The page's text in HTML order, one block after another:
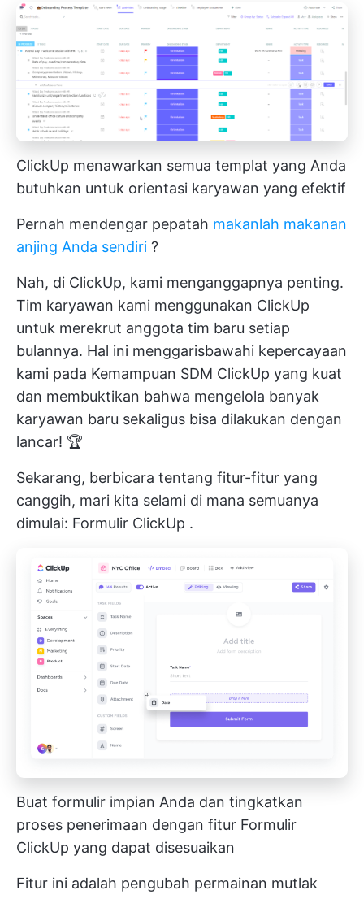
ClickUp menawarkan semua templat yang Anda
butuhkan untuk orientasi karyawan yang efektif
Pernah mendengar pepatah makanlah makanan
anjing Anda sendiri ?
Nah, di ClickUp, kami menganggapnya penting.
Tim karyawan kami menggunakan ClickUp
untuk merekrut anggota tim baru setiap
bulannya. Hal ini menggarisbawahi kepercayaan
kami pada Kemampuan SDM ClickUp yang kuat
dan membuktikan bahwa mengelola banyak
karyawan baru sekaligus bisa dilakukan dengan
lancar! 🏆
Sekarang, berbicara tentang fitur-fitur yang
canggih, mari kita selami di mana semuanya
dimulai: Formulir ClickUp .
Buat formulir impian Anda dan tingkatkan
proses penerimaan dengan fitur Formulir
ClickUp yang dapat disesuaikan
Fitur ini adalah pengubah permainan mutlak